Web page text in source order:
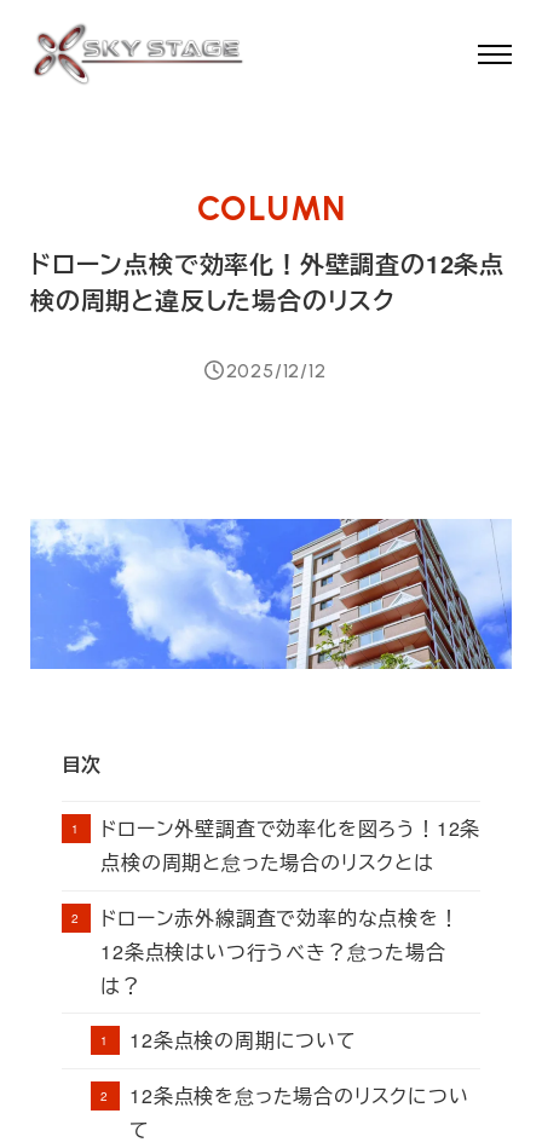
ドローン点検で効率化！外壁調査の12条点
検の周期と違反した場合のリスク
投稿日
2025/12/12
目次
ドローン外壁調査で効率化を図ろう！12条
点検の周期と怠った場合のリスクとは
ドローン赤外線調査で効率的な点検を！
12条点検はいつ行うべき？怠った場合
は？
12条点検の周期について
12条点検を怠った場合のリスクについ
て